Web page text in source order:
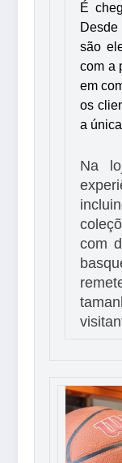
É
são
com a
em
os
a
Na
com